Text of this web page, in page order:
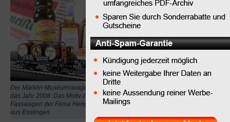
Der Märklin-Museumswagen in H0 für
das Jahr 2008: Das Motiv zeigt einen
Fasswagen der Firma Hengstenberg
aus Esslingen
Es war 1985,
als der erste
Märklin-
Museumswagen
Göppingen angeboten
weder in einer
vorgestellt, noch
großen Aufwand